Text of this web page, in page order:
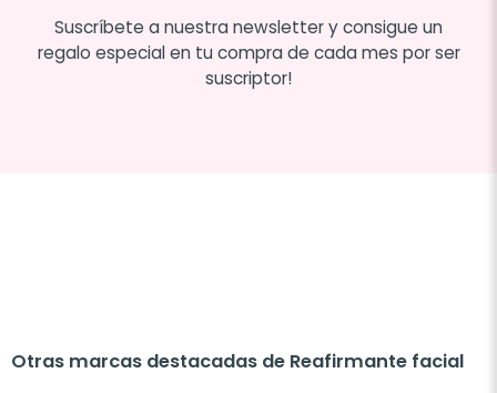
Suscríbete a nuestra newsletter y consigue un
regalo especial en tu compra de cada mes por ser
suscriptor!
Otras marcas destacadas de Reafirmante facial